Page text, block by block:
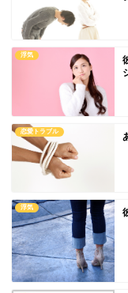
浮気
恋愛トラブル
浮気